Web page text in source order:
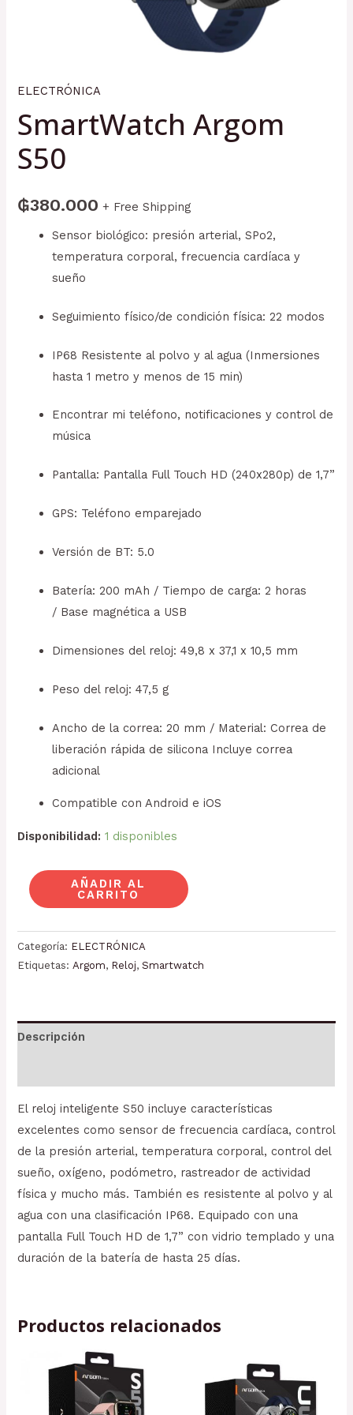
ELECTRÓNICA
SmartWatch Argom
S50
₲380.000 + Free Shipping
Sensor biológico: presión arterial, SPo2,
temperatura corporal, frecuencia cardíaca y
sueño
Seguimiento físico/de condición física: 22 modos
IP68 Resistente al polvo y al agua (Inmersiones
hasta 1 metro y menos de 15 min)
Encontrar mi teléfono, notificaciones y control de
música
Pantalla: Pantalla Full Touch HD (240x280p) de 1,7”
GPS: Teléfono emparejado
Versión de BT: 5.0
Batería: 200 mAh / Tiempo de carga: 2 horas
/ Base magnética a USB
Dimensiones del reloj: 49,8 x 37,1 x 10,5 mm
Peso del reloj: 47,5 g
Ancho de la correa: 20 mm / Material: Correa de
liberación rápida de silicona Incluye correa
adicional
Compatible con Android e iOS
Disponibilidad: 1 disponibles
AÑADIR AL
CARRITO
Categoría: ELECTRÓNICA
Etiquetas:Argom, Reloj,Smartwatch
Descripción
El reloj inteligente S50 incluye características
excelentes como sensor de frecuencia cardíaca, control
de la presión arterial, temperatura corporal, control del
sueño, oxígeno, podómetro, rastreador de actividad
física y mucho más. También es resistente al polvo y al
agua con una clasificación IP68. Equipado con una
pantalla Full Touch HD de 1,7” con vidrio templado y una
duración de la batería de hasta 25 días.
Productos relacionados